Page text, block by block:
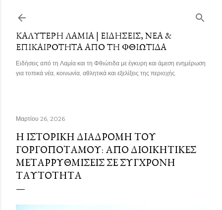
ΚΑΛΎΤΕΡΗ ΛΑΜΊΑ | ΕΙΔΉΣΕΙΣ, ΝΈΑ &
ΕΠΙΚΑΙΡΌΤΗΤΑ ΑΠΌ ΤΗ ΦΘΙΏΤΙΔΑ
Ειδήσεις από τη Λαμία και τη Φθιώτιδα με έγκυρη και άμεση ενημέρωση
για τοπικά νέα, κοινωνία, αθλητικά και εξελίξεις της περιοχής.
Μαρτίου 26, 2026
Η ΙΣΤΟΡΙΚΉ ΔΙΑΔΡΟΜΉ ΤΟΥ
ΓΟΡΓΟΠΟΤΆΜΟΥ: ΑΠΌ ΔΙΟΙΚΗΤΙΚΈΣ
ΜΕΤΑΡΡΥΘΜΊΣΕΙΣ ΣΕ ΣΎΓΧΡΟΝΗ
ΤΑΥΤΌΤΗΤΑ